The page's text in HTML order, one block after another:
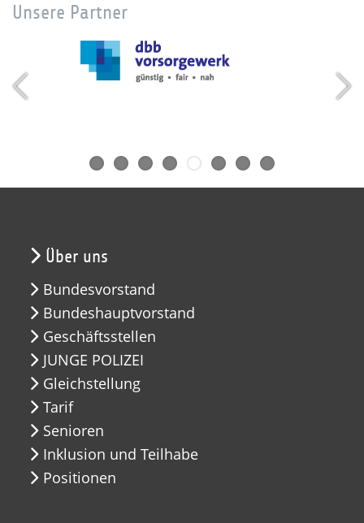
Unsere Partner
Über uns
Bundesvorstand
Bundeshauptvorstand
Geschäftsstellen
JUNGE POLIZEI
Gleichstellung
Tarif
Senioren
Inklusion und Teilhabe
Positionen